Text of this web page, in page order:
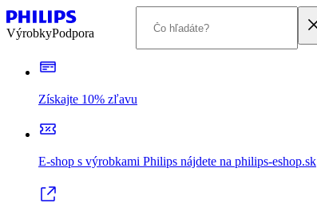
VýrobkyPodpora
Získajte 10% zľavu
E-shop s výrobkami Philips nájdete na philips-eshop.sk